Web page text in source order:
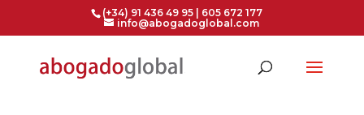
(+34) 91 436 49 95 | 605 672 177
info@abogadoglobal.com